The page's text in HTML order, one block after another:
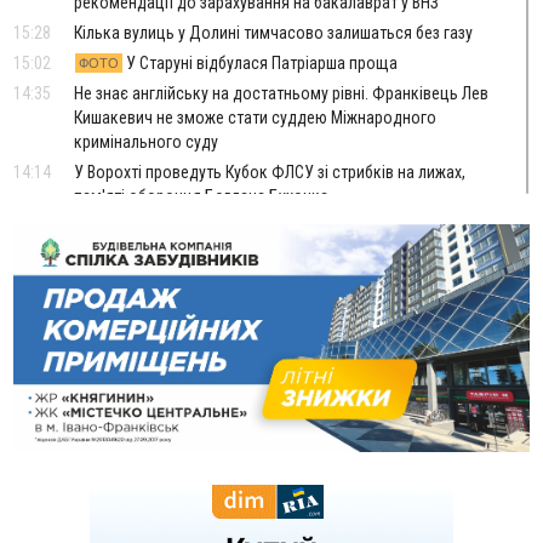
15:28
Кілька вулиць у Долині тимчасово залишаться без газу
15:02
ФОТО
У Старуні відбулася Патріарша проща
14:35
Не знає англійську на достатньому рівні. Франківець Лев
Кишакевич не зможе стати суддею Міжнародного
кримінального суду
14:14
У Ворохті проведуть Кубок ФЛСУ зі стрибків на лижах,
пам'яті оборонця Богдана Бухонка
На Калущині розшукали чоловіка, який три дні
блукав у лісі
13:14
Боднар розповів про реакцію влади Польщі на атаки на
українців та про зміни після 23 серпня
12:31
ВІДЕО "Едельвейси" щемливо привітали рідну Коломию з
Днем міста
11:55
Вчора у Франківську, Коломиї, Долині та Яремче
зафіксували рекордну спеку
11:45
У Надвірній п'яна жінка побила малолітнього хлопчика: суд
У басейні Дністра встановилася гідрологічна посуха - рівні
води наблизилися до найнижчих показників